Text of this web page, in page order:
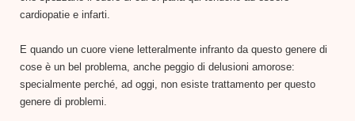
cardiopatie e infarti.
E quando un cuore viene letteralmente infranto da questo genere di
cose è un bel problema, anche peggio di delusioni amorose:
specialmente perché, ad oggi, non esiste trattamento per questo
genere di problemi.